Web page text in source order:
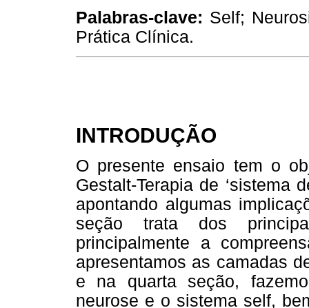
Palabras-clave: Self;
Prática Clínica.
INTRODUÇÃO
O presente ensaio tem o
Gestalt-Terapia de ‘sistema
apontando algumas
seção trata dos
principalmente a
apresentamos as camadas
e na quarta seção,
neurose e o sistema self,